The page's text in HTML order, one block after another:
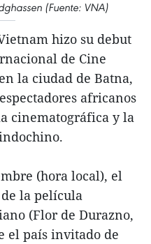
(Fuente: VNA)
hizo su debut
de Cine
la ciudad de Batna,
africanos
cinematográfica y la
(hora local), el
la película
(Flor de Durazno,
el país invitado de